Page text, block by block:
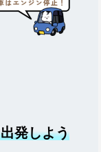
発しよう